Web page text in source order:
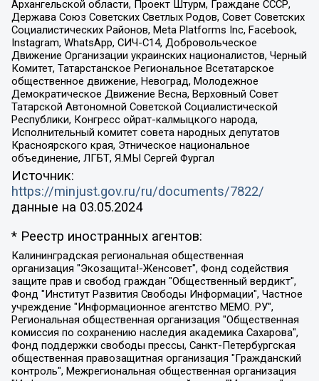
Архангельской области, Проект Штурм, Граждане СССР,
Держава Союз Советских Светлых Родов, Совет Советских
Социалистических Районов, Meta Platforms Inc, Facebook,
Instagram, WhatsApp, СИЧ-С14, Добровольческое
Движение Организации украинских националистов, Черный
Комитет, Татарстанское Региональное Всетатарское
общественное движение, Невоград, Молодежное
Демократическое Движение Весна, Верховный Совет
Татарской Автономной Советской Социалистической
Республики, Конгресс ойрат-калмыцкого народа,
Исполнительный комитет совета народных депутатов
Красноярского края, Этническое национальное
объединение, ЛГБТ, Я.МЫ Сергей Фургал
Источник:
https://minjust.gov.ru/ru/documents/7822/
данные на 03.05.2024
* Реестр иностранных агентов:
Калининградская региональная общественная организация "Экозащита!-Женсовет", Фонд содействия защите прав и свобод граждан "Общественный вердикт", Фонд "Институт Развития Свободы Информации", Частное учреждение "Информационное агентство МЕМО. РУ", Региональная общественная организация "Общественная комиссия по сохранению наследия академика Сахарова", Фонд поддержки свободы прессы, Санкт-Петербургская общественная правозащитная организация "Гражданский контроль", Межрегиональная общественная организация "Информационно-просветительский центр "Мемориал", Региональный Фонд "Центр Защиты Прав Средств Массовой Информации", с 05.12.2023 Фонд "Центр Защиты Прав Средств массовой информации", Региональная общественная благотворительная организация помощи беженцам и мигрантам "Гражданское содействие", Негосударственное образовательное учреждение дополнительного профессионального образования (повышение квалификации) специалистов "АКАДЕМИЯ ПО ПРАВАМ ЧЕЛОВЕКА", Свердловская региональная общественная организация "Сутяжник", Автономная некоммерческая организация "Центр независимых социологических исследований", Союз общественных объединений "Российский исследовательский центр по правам человека", Региональное общественное учреждение научно-информационный центр "МЕМОРИАЛ", Некоммерческая организация "Фонд защиты гласности", Автономная некоммерческая организация "Институт прав человека", Городская общественная организация "Екатеринбургское общество "МЕМОРИАЛ", Городская общественная организация "Рязанское историко-просветительское и правозащитное общество "Мемориал" (Рязанский Мемориал), Челябинский региональный орган общественной самодеятельности – женское общественное объединение "Женщины Евразии", Челябинский региональный орган общественной самодеятельности "Уральская правозащитная группа", Фонд содействия защите здоровья и социальной справедливости имени Андрея Рылькова, Автономная Некоммерческая Организация "Аналитический Центр Юрия Левады", Автономная некоммерческая организация социальной поддержки населения "Проект Апрель", Региональная общественная организация помощи женщинам и детям, находящимся в кризисной ситуации "Информационно-методический центр "Анна", Фонд содействия развитию массовых коммуникаций и правовому просвещению "Так-так-Так", Фонд содействия устойчивому развитию "Серебряная тайга", Свердловский региональный общественный фонд социальных проектов "Новое время", "Idel.Реалии", Кавказ.Реалии, Крым.Реалии, Телеканал Настоящее Время, Татаро-башкирская служба Радио Свобода (Azatliq Radiosi), Радио Свободная Европа/Радио Свобода (PCE/PC), "Сибирь.Реалии", "Фактограф", Благотворительный фонд помощи осужденным и их семьям, Автономная некоммерческая организация "Институт глобализации и социальных движений", Фонд "В защиту прав заключенных", Частное учреждение "Центр поддержки и содействия развитию средств массовой информации", Пензенский региональный общественный благотворительный фонд "Гражданский союз", "Север.Реалии", Некоммерческая организация Фонд "Правовая инициатива", Общество с ограниченной ответственностью "Радио Свободная Европа/Радио Свобода", Чешское информационное агентство "MEDIUM-ORIENT", Красноярская региональная общественная организация "Мы против СПИДа", Камалягин Денис Николаевич, Маркелов Сергей Евгеньевич, Пономарев Лев Александрович, Савицкая Людмила Алексеевна, Автономная некоммерческая организация "Центр по работе с проблемой насилия "НАСИЛИЮ.НЕТ", Межрегиональный профессиональный союз работников здравоохранения "Альянс врачей", Юридическое лицо, зарегистрированное в Латвийской Республике, SIA "Medusa Project" (регистрационный номер 40103797863, дата регистрации 10.06.2014), Некоммерческая организация "Фонд по борьбе с коррупцией", Автономная некоммерческая организация "Институт права и публичной политики", Баданин Роман Сергеевич, Гликин Максим Александрович, Железнова Мария Михайловна, Лукьянова Юлия Сергеевна, Маетная Елизавета Витальевна, Маняхин Петр Борисович, Чуракова Ольга Владимировна, Ярош Юлия Петровна, Юридическое лицо "The Insider SIA", зарегистрированное в Риге, Латвийская Республика (дата регистрации 26.06.2015), являющееся администратором доменного имени интернет-издания "The Insider SIA", https://theins.ru, Постернак Алексей Евгеньевич, Рубин Михаил Аркадьевич, Анин Роман Александрович, Юридическое лицо Istories fonds, зарегистрированное в Латвийской Республике (регистрационный номер 50008295751, дата регистрации 24.02.2020), Великовский Дмитрий Александрович, Долинина Ирина Николаевна, Мароховская Алеся Алексеевна, Шлейнов Роман Юрьевич, Шмагун Олеся Валентиновна, Общество с ограниченной ответственностью "Альтаир 2021", Общество с ограниченной ответственностью "Вега 2021", Общество с ограниченной ответственностью "Главный редактор 2021", Общество с ограниченной ответственностью "Ромашки монолит", Важенков Артем Валерьевич, Ивановская областная общественная организация "Центр гендерных исследований", Гурман Юрий Альбертович, Медиапроект "ОВД-Инфо", Егоров Владимир Владимирович, Жилинский Владимир Александрович, Общество с ограниченной ответственностью "ЗП", Иванова София Юрьевна, Карезина Инна Павловна, Кильтау Екатерина Викторовна, Петров Алексей Викторович, Пискунов Сергей Евгеньевич, Смирнов Сергей Сергеевич, Тихонов Михаил Сергеевич, Общество с ограниченной ответственностью "ЖУРНАЛИСТ-ИНОСТРАННЫЙ АГЕНТ", Арапова Галина Юрьевна, Вольтская Татьяна Анатольевна, Американская компания "Mason G.E.S. Anonymous Foundation" (США), являющаяся владельцем интернет-издания https://mnews.world/, Компания "Stichting Bellingcat", зарегистрированная в Нидерландах (дата регистрации 11.07.2018), Захаров Андрей Вячеславович, Клепиковская Екатерина Дмитриевна, Общество с ограниченной ответственностью "МЕМО", Перл Роман Александрович, Симонов Евгений Алексеевич, Соловьева Елена Анатольевна, Сотников Даниил Владимирович, Сурначева Елизавета Дмитриевна, Автономная некоммерческая организация по защите прав человека и информированию населения "Якутия – Наше Мнение", Общество с ограниченной ответственностью "Москоу диджитал медиа", с 26.01.2023 Общество с ограниченной ответственностью "Чайка Белые сады", Ветошкина Валерия Валерьевна, Заговора Максим Александрович, Межрегиональное общественное движение "Российская ЛГБТ - сеть", Оленичев Максим Владимирович, Павлов Иван Юрьевич, Скворцова Елена Сергеевна, Общество с ограниченной ответственностью "Как бы инагент", Кочетков Игорь Викторович, Общество с ограниченной ответственностью "Честные выборы", Еланчик Олег Александрович, Общество с ограниченной ответственностью "Нобелевский призыв", Гималова Регина Эмилевна, Григорьев Андрей Валерьевич, Григорьева Алина Александровна, Ассоциация по содействию защите прав призывников, альтернативнослужащих и военнослужащих "Правозащитная группа "Гражданин.Армия.Право", Хисамова Регина Фаритовна, Автономная некоммерческая организация по реализации социально-правовых программ "Лилит", Дальневосточное общественное движение "Маяк", Санкт-Петербургская ЛГБТ-инициативная группа "Выход", Инициативная группа ЛГБТ+ "Реверс", Алексеев Андрей Викторович, Бекбулатова Таисия Львовна, Беляев Иван Михайлович, Владыкина Елена Сергеевна, Гельман Марат Александрович, Никульшина Вероника Юрьевна, Толоконникова Надежда Андреевна, Шендерович Виктор Анатольевич, Общество с ограниченной ответственностью "Данное сообщение", Общество с ограниченной ответственностью Издательский дом "Новая глава", Айнбиндер Александра Александровна, Московский комьюнити-центр для ЛГБТ+инициатив, Благотворительный фонд развития филантропии, Deutsche Welle (Германия, Kurt-Schumacher-Strasse 3, 53113 Bonn), Борзунова Мария Михайловна, Воробьев Виктор Викторович, Голубева Анна Львовна, Константинова Алла Михайловна, Малкова Ирина Владимировна, Мурадов Мурад Абдулгалимович, Осетинская Елизавета Николаевна, Понасенков Евгений Николаевич, Ганапольский Матвей Юрьевич, Киселев Евгений Алексеевич, Борухович Ирина Григорьевна, Дремин Иван Тимофеевич, Дубровский Дмитрий Викторович, Красноярская региональная общественная организация поддержки и развития альтернативных образовательных технологий и межкультурных коммуникаций "ИНТЕРРА", Маяковская Екатерина Алексеевна, Фейгин Марк Захарович, Филимонов Андрей Викторович, Дзугкоева Регина Николаевна, Доброхотов Роман Александрович, Дудь Юрий Александрович, Елкин Сергей Владимирович, Кругликов Кирилл Игоревич, Сабунаева Мария Леонидовна, Семенов Алексей Владимирович, Шаинян Карен Багратович, Шульман Екатерина Михайловна, Асафьев Артур Валерьевич, Вахштайн Виктор Семенович, Венедиктов Алексей Алексеевич, Лушникова Екатерина Евгеньевна, Волков Леонид Михайлович, Невзоров Александр Глебович, Пархоменко Сергей Борисович, Сироткин Ярослав Николаевич, Кара-Мурза Владимир Владимирович, Баранова Наталья Владимировна, Гозман Леонид Яковлевич, Кагарлицкий Борис Юльевич, Климарев Михаил Валерьевич, Милов Владимир Станиславович, Автономная некоммерческая организация Краснодарский центр современного искусства "Типография", Моргенштерн Алишер Тагирович, Соболь Любовь Эдуардовна, Общество с ограниченной ответственностью "ЛИЗА НОРМ", Каспаров Гарри Кимович, Ходорковский Михаил Борисович, Общество с ограниченной ответственностью "Апрельские тезисы", Данилович Ирина Брониславовна, Кашин Олег Владимирович, Петров Николай Владимирович, Пивоваров Алексей Владимирович, Соколов Михаил Владимирович, Цветкова Юлия Владимировна, Чичваркин Евгений Александрович, Комитет против пыток/Команда против пыток, Общество с ограниченной ответственностью "Первый научный", Общество с ограниченной ответственностью "Вертолет и ко", Белоцерковская Вероника Борисовна, Кац Максим Евгеньевич, Лазарева Татьяна Юрьевна, Шаведдинов Руслан Табризович, Яшин Илья Валерьевич, Общество с ограниченной ответственностью "Иноагент ААВ", Алешковский Дмитрий Петрович, Альбац Евгения Марковна, Быков Дмитрий Львович, Галямина Юлия Евгеньевна, Лойко Сергей Леонидович, Мартынов Кирилл Константинович, Медведев Сергей Александрович, Крашенинников Федор Геннадиевич, Гордеева Катерина Вл